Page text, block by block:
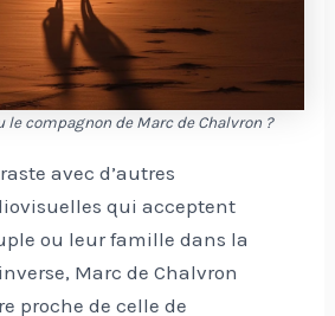
le compagnon de Marc de Chalvron ?
avec d’autres
qui acceptent
ou leur famille dans la
Marc de Chalvron
proche de celle de